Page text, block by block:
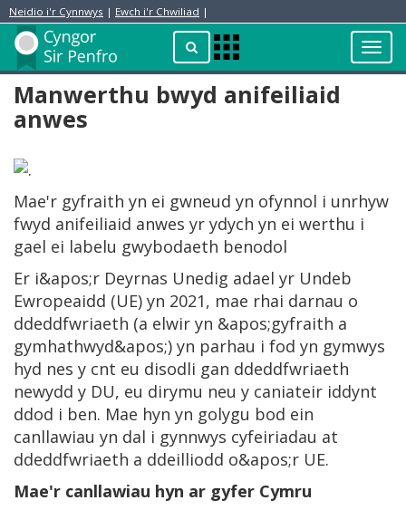
Neidio i'r Cynnwys | Ewch i'r Chwiliad |
Apps
Menu
Manwerthu bwyd anifeiliaid
anwes
Mae'r gyfraith yn ei gwneud yn ofynnol i unrhyw
fwyd anifeiliaid anwes yr ydych yn ei werthu i
gael ei labelu gwybodaeth benodol
Er i&apos;r Deyrnas Unedig adael yr Undeb
Ewropeaidd (UE) yn 2021, mae rhai darnau o
ddeddfwriaeth (a elwir yn &apos;gyfraith a
gymhathwyd&apos;) yn parhau i fod yn gymwys
hyd nes y cnt eu disodli gan ddeddfwriaeth
newydd y DU, eu dirymu neu y caniateir iddynt
ddod i ben. Mae hyn yn golygu bod ein
canllawiau yn dal i gynnwys cyfeiriadau at
ddeddfwriaeth a ddeilliodd o&apos;r UE.
Mae'r canllawiau hyn ar gyfer Cymru